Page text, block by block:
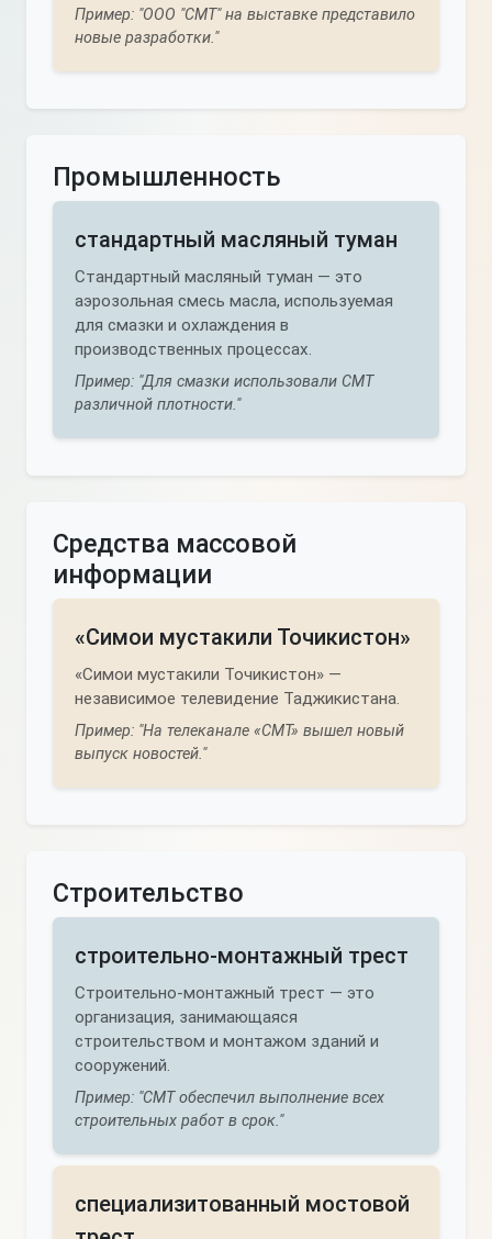
Пример: "ООО "СМТ" на выставке представило
новые разработки."
Промышленность
стандартный масляный туман
Стандартный масляный туман — это
аэрозольная смесь масла, используемая
для смазки и охлаждения в
производственных процессах.
Пример: "Для смазки использовали СМТ
различной плотности."
Средства массовой
информации
«Симои мустакили Точикистон»
«Симои мустакили Точикистон» —
независимое телевидение Таджикистана.
Пример: "На телеканале «СМТ» вышел новый
выпуск новостей."
Строительство
строительно-монтажный трест
Строительно-монтажный трест — это
организация, занимающаяся
строительством и монтажом зданий и
сооружений.
Пример: "СМТ обеспечил выполнение всех
строительных работ в срок."
специализитованный мостовой